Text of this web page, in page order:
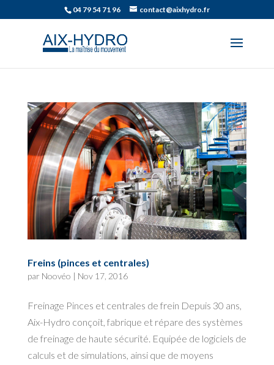
04 79 54 71 96 contact@aixhydro.fr
Freins (pinces et centrales)
par Noovéo | Nov 17, 2016
Freinage Pinces et centrales de frein Depuis 30 ans,
Aix-Hydro conçoit, fabrique et répare des systèmes
de freinage de haute sécurité. Equipée de logiciels de
calculs et de simulations, ainsi que de moyens